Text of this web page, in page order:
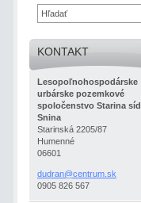
KONTAKT
Lesopoľnohospodárske
urbárske pozemkové
spoločenstvo Starina
Snina
Starinská 2205/87
Humenné
06601
dudran@centrum.sk
0905 826 567